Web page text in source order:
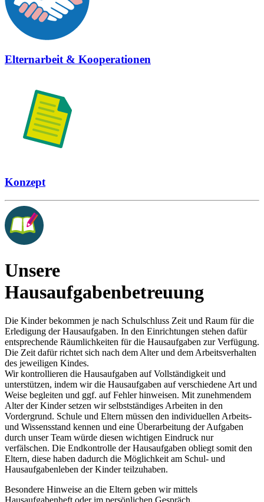
Elternarbeit & Kooperationen
Konzept
Unsere
Hausaufgabenbetreuung
Die Kinder bekommen je nach Schulschluss Zeit und Raum für die
Erledigung der Hausaufgaben. In den Einrichtungen stehen dafür
entsprechende Räumlichkeiten für die Hausaufgaben zur Verfügung.
Die Zeit dafür richtet sich nach dem Alter und dem Arbeitsverhalten
des jeweiligen Kindes.
Wir kontrollieren die Hausaufgaben auf Vollständigkeit und
unterstützen, indem wir die Hausaufgaben auf verschiedene Art und
Weise begleiten und ggf. auf Fehler hinweisen. Mit zunehmendem
Alter der Kinder setzen wir selbstständiges Arbeiten in den
Vordergrund. Schule und Eltern müssen den individuellen Arbeits-
und Wissensstand kennen und eine Überarbeitung der Aufgaben
durch unser Team würde diesen wichtigen Eindruck nur
verfälschen. Die Endkontrolle der Hausaufgaben obliegt somit den
Eltern, diese haben dadurch die Möglichkeit am Schul- und
Hausaufgabenleben der Kinder teilzuhaben.
Besondere Hinweise an die Eltern geben wir mittels